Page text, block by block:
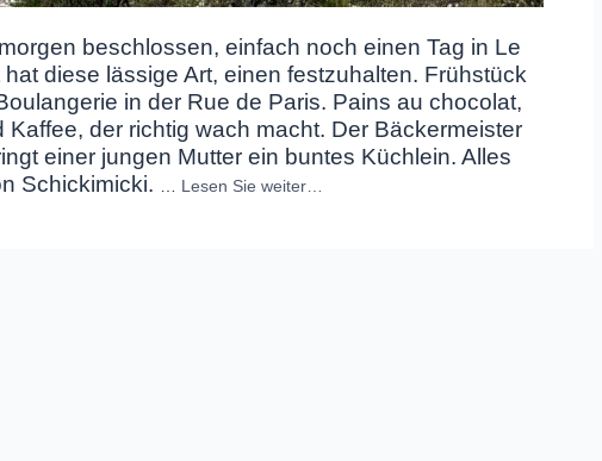
beschlossen, einfach noch einen Tag in Le
diese lässige Art, einen festzuhalten. Frühstück
in der Rue de Paris. Pains au chocolat,
der richtig wach macht. Der Bäckermeister
einer jungen Mutter ein buntes Küchlein. Alles
Schickimicki.
Lesen Sie weiter…